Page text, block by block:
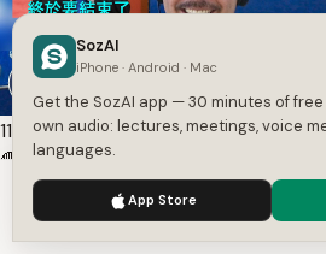
11:50
🔴 獨家：六年習近平之亂終於要結束
年，整個中國快速淪落，大型私企美
— Transcript
We use cookies to enhance your experience.
SozAI
iPhone · Android · Mac
Get the SozAI app — 30 minutes of
own audio: lectures, meetings, voice
languages.
App Store